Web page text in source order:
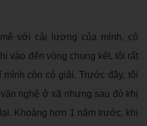
với cải lương của mình, cô
vào đến vòng chung kết, tôi rất
còn có giải. Trước đây, tôi
nghệ ở xã nhưng sau đó khi
Khoảng hơn 1 năm trước, khi